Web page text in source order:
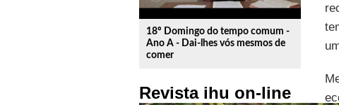
18º Domingo do tempo comum -
Ano A - Dai-lhes vós mesmos de
comer
Revista ihu on-line